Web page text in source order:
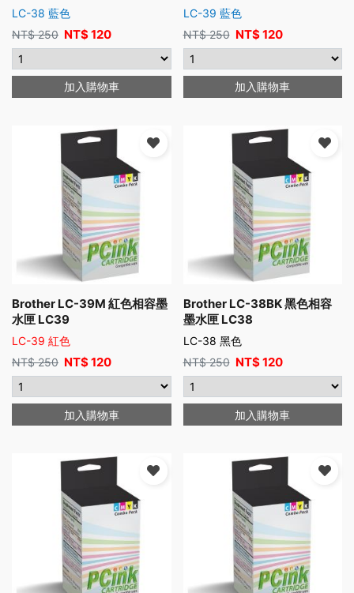
LC-38 藍色
NT$250 NT$120
加入購物車
LC-39 藍色
NT$250 NT$120
加入購物車
Brother LC-39M 紅色相容墨
水匣 LC39
LC-39 紅色
NT$250 NT$120
加入購物車
Brother LC-38BK 黑色相容
墨水匣 LC38
LC-38 黑色
NT$250 NT$120
加入購物車